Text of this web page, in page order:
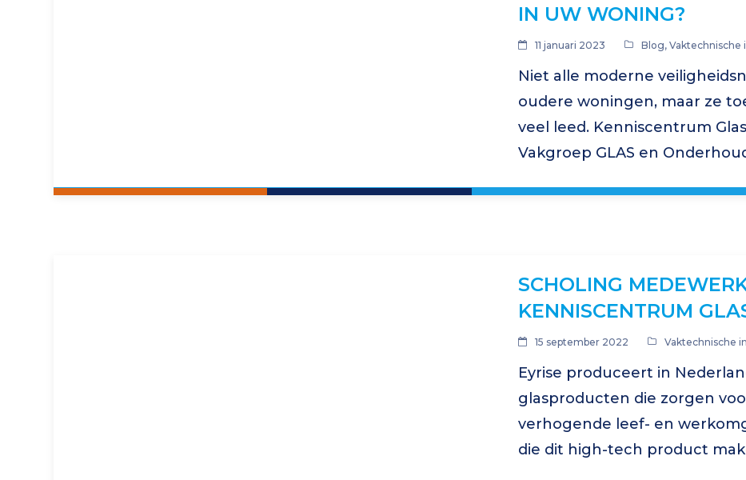
IN UW WONING?
11 januari 2023 Blog, Vaktechnische
Niet alle moderne
oudere woningen, maar ze
veel leed. Kenniscentrum
Vakgroep GLAS en
SCHOLING
KENNISCENTRUM
15 september 2022 Vaktechnische
Eyrise produceert in
glasproducten die zorgen
verhogende leef- en
die dit high-tech product